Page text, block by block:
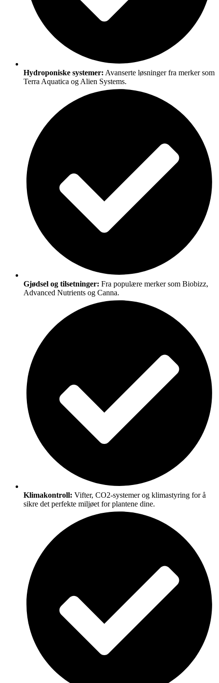
Hydroponiske systemer: Avanserte løsninger fra merker som
Terra Aquatica og Alien Systems.
Gjødsel og tilsetninger: Fra populære merker som Biobizz,
Advanced Nutrients og Canna.
Klimakontroll: Vifter, CO2-systemer og klimastyring for å
sikre det perfekte miljøet for plantene dine.